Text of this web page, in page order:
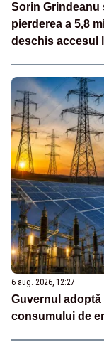
Sorin Grindeanu
pierderea a 5,8
deschis accesul
6 aug. 2026, 12:27
Guvernul adoptă
consumului de